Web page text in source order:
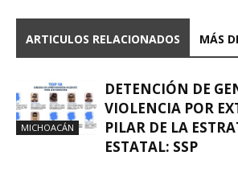
ARTICULOS RELACIONADOS MÁS
MICHOACÁN
DETENCIÓN DE
VIOLENCIA POR
PILAR DE LA
ESTATAL: SSP